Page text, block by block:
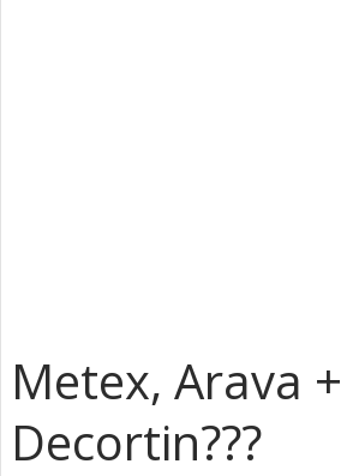
Metex, Arava +
Decortin???